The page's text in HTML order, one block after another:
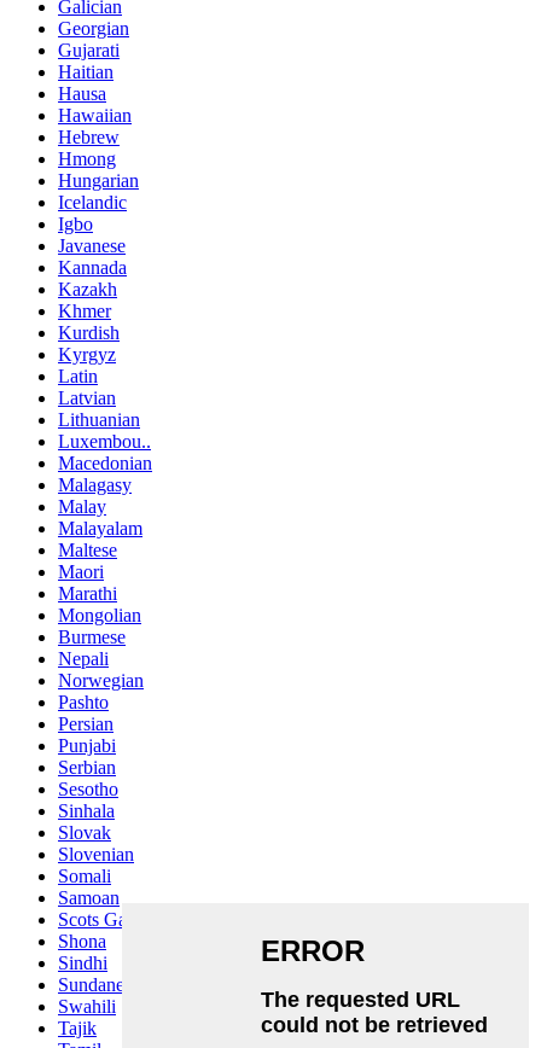
Galician
Georgian
Gujarati
Haitian
Hausa
Hawaiian
Hebrew
Hmong
Hungarian
Icelandic
Igbo
Javanese
Kannada
Kazakh
Khmer
Kurdish
Kyrgyz
Latin
Latvian
Lithuanian
Luxembou..
Macedonian
Malagasy
Malay
Malayalam
Maltese
Maori
Marathi
Mongolian
Burmese
Nepali
Norwegian
Pashto
Persian
Punjabi
Serbian
Sesotho
Sinhala
Slovak
Slovenian
Somali
Samoan
Scots Gaelic
Shona
Sindhi
Sundanese
Swahili
Tajik